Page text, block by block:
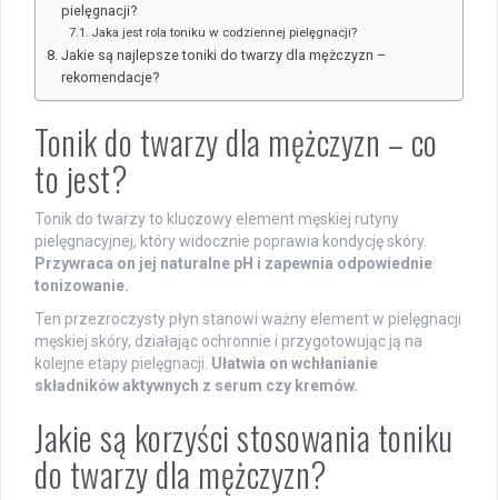
pielęgnacji?
Jaka jest rola toniku w codziennej pielęgnacji?
Jakie są najlepsze toniki do twarzy dla mężczyzn –
rekomendacje?
Tonik do twarzy dla mężczyzn – co
to jest?
Tonik do twarzy to kluczowy element męskiej rutyny
pielęgnacyjnej, który widocznie poprawia kondycję skóry.
Przywraca on jej naturalne pH i zapewnia odpowiednie
tonizowanie.
Ten przezroczysty płyn stanowi ważny element w pielęgnacji
męskiej skóry, działając ochronnie i przygotowując ją na
kolejne etapy pielęgnacji. Ułatwia on wchłanianie
składników aktywnych z serum czy kremów.
Jakie są korzyści stosowania toniku
do twarzy dla mężczyzn?